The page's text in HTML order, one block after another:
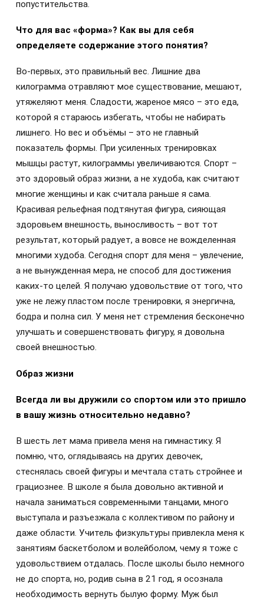
попустительства.
Что для вас «форма»? Как вы для себя
определяете содержание этого понятия?
Во-первых, это правильный вес. Лишние два
килограмма отравляют мое существование, мешают,
утяжеляют меня. Сладости, жареное мясо – это еда,
которой я стараюсь избегать, чтобы не набирать
лишнего. Но вес и объёмы – это не главный
показатель формы. При усиленных тренировках
мышцы растут, килограммы увеличиваются. Спорт –
это здоровый образ жизни, а не худоба, как считают
многие женщины и как считала раньше я сама.
Красивая рельефная подтянутая фигура, сияющая
здоровьем внешность, выносливость – вот тот
результат, который радует, а вовсе не вожделенная
многими худоба. Сегодня спорт для меня – увлечение,
а не вынужденная мера, не способ для достижения
каких-то целей. Я получаю удовольствие от того, что
уже не лежу пластом после тренировки, я энергична,
бодра и полна сил. У меня нет стремления бесконечно
улучшать и совершенствовать фигуру, я довольна
своей внешностью.
Образ жизни
Всегда ли вы дружили со спортом или это пришло
в вашу жизнь относительно недавно?
В шесть лет мама привела меня на гимнастику. Я
помню, что, оглядываясь на других девочек,
стеснялась своей фигуры и мечтала стать стройнее и
грациознее. В школе я была довольно активной и
начала заниматься современными танцами, много
выступала и разъезжала с коллективом по району и
даже области. Учитель физкультуры привлекла меня к
занятиям баскетболом и волейболом, чему я тоже с
удовольствием отдалась. После школы было немного
не до спорта, но, родив сына в 21 год, я осознала
необходимость вернуть былую форму. Муж был